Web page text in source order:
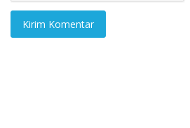
Kirim Komentar